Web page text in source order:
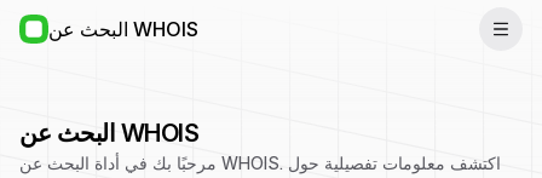
البحث عن WHOIS
البحث عن WHOIS
مرحبًا بك في أداة البحث عن WHOIS. اكتشف معلومات تفصيلية حول